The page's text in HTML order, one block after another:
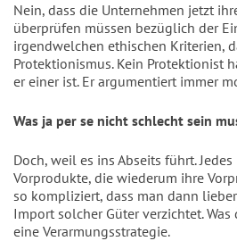
Nein, dass die Unternehmen jetzt
überprüfen müssen bezüglich der
irgendwelchen ethischen Kriterien,
Protektionismus. Kein Protektionist
er einer ist. Er argumentiert immer
Was ja per se nicht schlecht sein
Doch, weil es ins Abseits führt.
Vorprodukte, die wiederum ihre
so kompliziert, dass man dann
Import solcher Güter verzichtet.
eine Verarmungsstrategie.